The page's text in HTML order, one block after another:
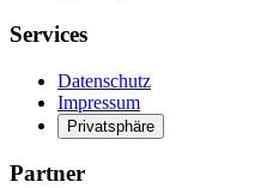
Services
Datenschutz
Impressum
Privatsphäre
Partner